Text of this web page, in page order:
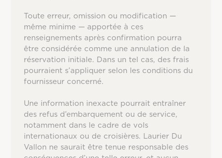
Toute erreur, omission ou modification —
même minime — apportée à ces
renseignements après confirmation pourra
être considérée comme une annulation de la
réservation initiale. Dans un tel cas, des frais
pourraient s’appliquer selon les conditions du
fournisseur concerné.
Une information inexacte pourrait entraîner
des refus d’embarquement ou de service,
notamment dans le cadre de vols
internationaux ou de croisières. Laurier Du
Vallon ne saurait être tenue responsable des